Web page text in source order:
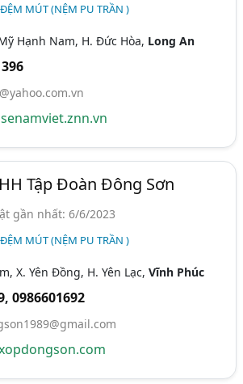
MÚT (NỆM PU TRẦN )
Hạnh Nam, H. Đức Hòa, Long An
Tập Đoàn Đông Sơn
gần nhất: 6/6/2023
MÚT (NỆM PU TRẦN )
X. Yên Đồng, H. Yên Lạc,Vĩnh Phúc
,0986601692